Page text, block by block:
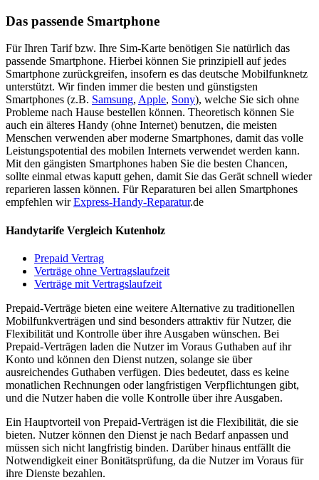
Das passende Smartphone
Für Ihren Tarif bzw. Ihre Sim-Karte benötigen Sie natürlich das
passende Smartphone. Hierbei können Sie prinzipiell auf jedes
Smartphone zurückgreifen, insofern es das deutsche Mobilfunknetz
unterstützt. Wir finden immer die besten und günstigsten
Smartphones (z.B. Samsung, Apple, Sony), welche Sie sich ohne
Probleme nach Hause bestellen können. Theoretisch können Sie
auch ein älteres Handy (ohne Internet) benutzen, die meisten
Menschen verwenden aber moderne Smartphones, damit das volle
Leistungspotential des mobilen Internets verwendet werden kann.
Mit den gängisten Smartphones haben Sie die besten Chancen,
sollte einmal etwas kaputt gehen, damit Sie das Gerät schnell wieder
reparieren lassen können. Für Reparaturen bei allen Smartphones
empfehlen wirExpress-Handy-Reparatur.de
Handytarife Vergleich Kutenholz
Prepaid Vertrag
Verträge ohne Vertragslaufzeit
Verträge mit Vertragslaufzeit
Prepaid-Verträge bieten eine weitere Alternative zu traditionellen
Mobilfunkverträgen und sind besonders attraktiv für Nutzer, die
Flexibilität und Kontrolle über ihre Ausgaben wünschen. Bei
Prepaid-Verträgen laden die Nutzer im Voraus Guthaben auf ihr
Konto und können den Dienst nutzen, solange sie über
ausreichendes Guthaben verfügen. Dies bedeutet, dass es keine
monatlichen Rechnungen oder langfristigen Verpflichtungen gibt,
und die Nutzer haben die volle Kontrolle über ihre Ausgaben.
Ein Hauptvorteil von Prepaid-Verträgen ist die Flexibilität, die sie
bieten. Nutzer können den Dienst je nach Bedarf anpassen und
müssen sich nicht langfristig binden. Darüber hinaus entfällt die
Notwendigkeit einer Bonitätsprüfung, da die Nutzer im Voraus für
ihre Dienste bezahlen.